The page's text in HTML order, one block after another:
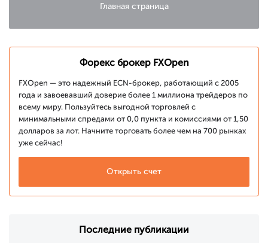
Главная страница
Форекс брокер FXOpen
FXOpen — это надежный ECN-брокер, работающий с 2005
года и завоевавший доверие более 1 миллиона трейдеров по
всему миру. Пользуйтесь выгодной торговлей с
минимальными спредами от 0,0 пункта и комиссиями от 1,50
долларов за лот. Начните торговать более чем на 700 рынках
уже сейчас!
Открыть счет
Последние публикации